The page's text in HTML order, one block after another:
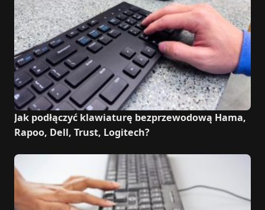
Jak podłączyć klawiaturę bezprzewodową Hama,
Rapoo, Dell, Trust, Logitech?